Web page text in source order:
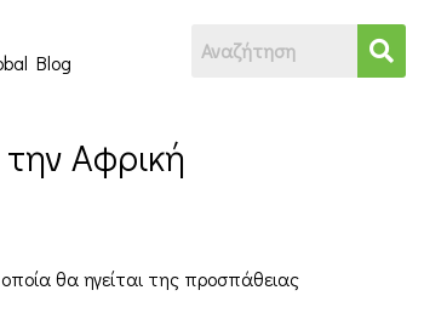
Blog
Αφρική
θα ηγείται της προσπάθειας